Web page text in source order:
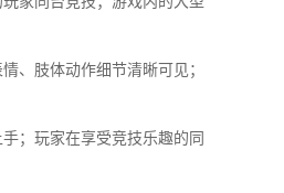
、肢体动作细节清晰可见；
；玩家在享受竞技乐趣的同